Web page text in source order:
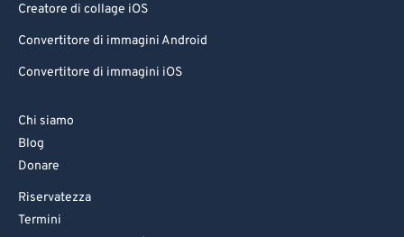
Creatore di collage iOS
Convertitore di immagini Android
Convertitore di immagini iOS
Chi siamo
Blog
Donare
Riservatezza
Termini